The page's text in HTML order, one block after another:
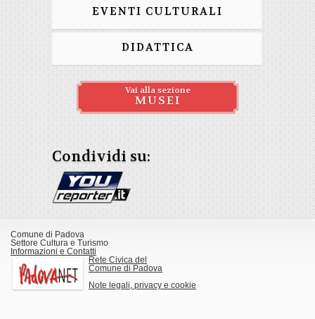
EVENTI CULTURALI
DIDATTICA
Vai alla sezione
MUSEI
Condividi su:
Comune di Padova
Settore Cultura e Turismo
Informazioni e Contatti
Rete Civica del
Comune di Padova
Note legali, privacy e cookie